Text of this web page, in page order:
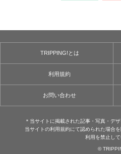
TRIPPING!とは
利用規約
お問い合わせ
＊当サイトに掲載された記事・写真・デ
当サイトの利用規約にて認められた場合
利用を禁⽌して
©